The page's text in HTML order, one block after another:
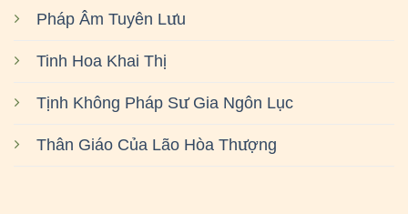
Pháp Âm Tuyên Lưu
Tinh Hoa Khai Thị
Tịnh Không Pháp Sư Gia Ngôn Lục
Thân Giáo Của Lão Hòa Thượng